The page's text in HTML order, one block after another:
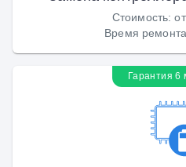
Стоимость:
Время ремонта
Гарантия 6